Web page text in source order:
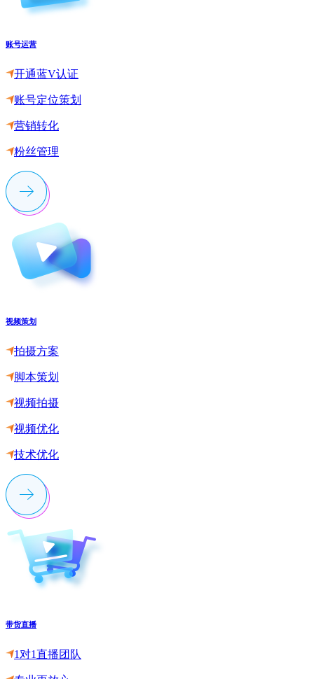
账号运营
开通蓝V认证
账号定位策划
营销转化
粉丝管理
视频策划
拍摄方案
脚本策划
视频拍摄
视频优化
技术优化
带货直播
1对1直播团队